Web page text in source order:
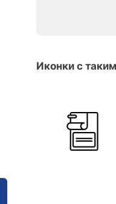
Иконки с